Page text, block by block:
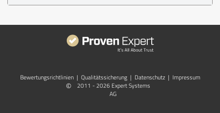
Bewertungs­richtlinien | Qualitätssicherung | Datenschutz | Impressum
©
2011 - 2026 Expert Systems
AG